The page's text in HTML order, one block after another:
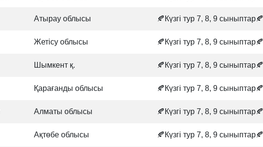
Атырау облысы 🍂Күзгі тур 7, 8, 9 сыныптар🍂
Жетісу облысы 🍂Күзгі тур 7, 8, 9 сыныптар🍂
Шымкент қ. 🍂Күзгі тур 7, 8, 9 сыныптар🍂
Қарағанды облысы 🍂Күзгі тур 7, 8, 9 сыныптар🍂
Алматы облысы 🍂Күзгі тур 7, 8, 9 сыныптар🍂
Ақтөбе облысы 🍂Күзгі тур 7, 8, 9 сыныптар🍂